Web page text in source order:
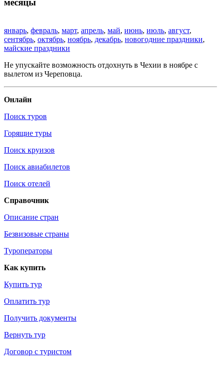
месяцы
январь, февраль, март, апрель, май, июнь, июль, август,
сентябрь, октябрь, ноябрь, декабрь, новогодние праздники,
майские праздники
Не упускайте возможность отдохнуть в Чехии в ноябре с
вылетом из Череповца.
Онлайн
Поиск туров
Горящие туры
Поиск круизов
Поиск авиабилетов
Поиск отелей
Справочник
Описание стран
Безвизовые страны
Туроператоры
Как купить
Купить тур
Оплатить тур
Получить документы
Вернуть тур
Договор с туристом